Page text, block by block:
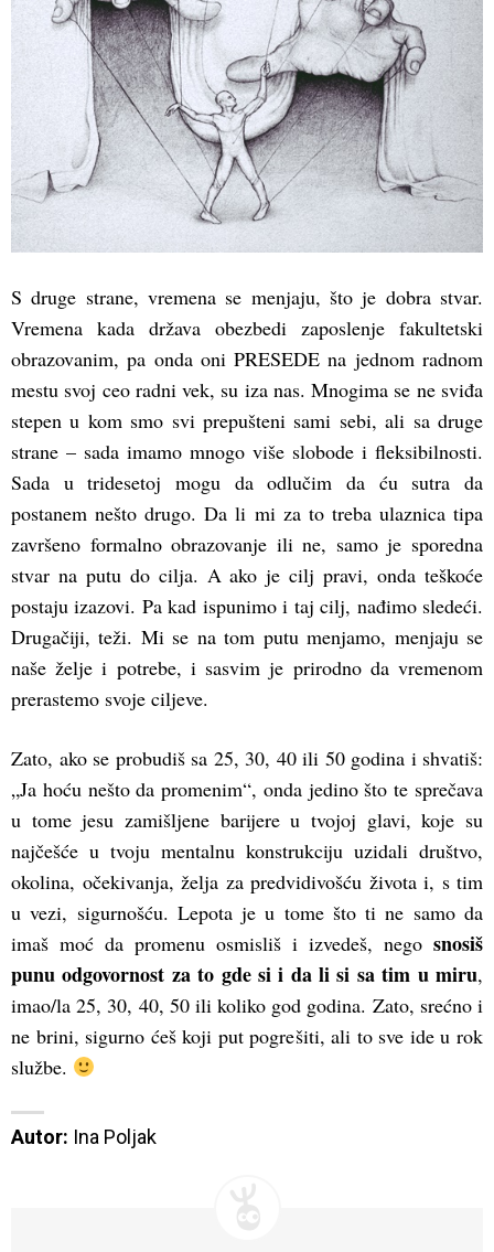
S druge strane, vremena se menjaju, što je dobra stvar.
Vremena kada država obezbedi zaposlenje fakultetski
obrazovanim, pa onda oni PRESEDE na jednom radnom
mestu svoj ceo radni vek, su iza nas. Mnogima se ne sviđa
stepen u kom smo svi prepušteni sami sebi, ali sa druge
strane – sada imamo mnogo više slobode i fleksibilnosti.
Sada u tridesetoj mogu da odlučim da ću sutra da
postanem nešto drugo. Da li mi za to treba ulaznica tipa
završeno formalno obrazovanje ili ne, samo je sporedna
stvar na putu do cilja. A ako je cilj pravi, onda teškoće
postaju izazovi. Pa kad ispunimo i taj cilj, nađimo sledeći.
Drugačiji, teži. Mi se na tom putu menjamo, menjaju se
naše želje i potrebe, i sasvim je prirodno da vremenom
prerastemo svoje ciljeve.
Zato, ako se probudiš sa 25, 30, 40 ili 50 godina i shvatiš:
„Ja hoću nešto da promenim“, onda jedino što te sprečava
u tome jesu zamišljene barijere u tvojoj glavi, koje su
najčešće u tvoju mentalnu konstrukciju uzidali društvo,
okolina, očekivanja, želja za predvidivošću života i, s tim
u vezi, sigurnošću. Lepota je u tome što ti ne samo da
imaš moć da promenu osmisliš i izvedeš, nego snosiš
punu odgovornost za to gde si i da li si sa tim u miru,
imao/la 25, 30, 40, 50 ili koliko god godina. Zato, srećno i
ne brini, sigurno ćeš koji put pogrešiti, ali to sve ide u rok
službe.
Autor: Ina Poljak